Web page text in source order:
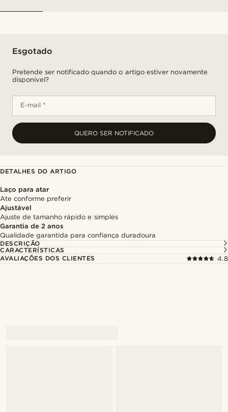
Esgotado
Pretende ser notificado quando o artigo estiver novamente
disponível?
E-mail *
QUERO SER NOTIFICADO
DETALHES DO ARTIGO
Laço para atar
Ate conforme preferir
Ajustável
Ajuste de tamanho rápido e simples
Garantia de 2 anos
Qualidade garantida para confiança duradoura
DESCRIÇÃO
CARACTERÍSTICAS
AVALIAÇÕES DOS CLIENTES
4.8